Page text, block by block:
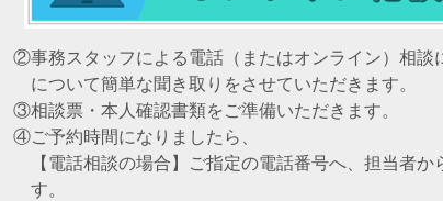
②事務スタッフによる電話（またはオンライン）相談
について簡単な聞き取りをさせていただきます。
③相談票・本人確認書類をご準備いただきます。
④ご予約時間になりましたら、
【電話相談の場合】ご指定の電話番号へ、担当者
す。